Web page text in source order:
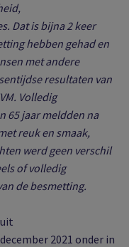
Dat is bijna 2 keer
hebben gehad en
met andere
resultaten van
Volledig
65 jaar meldden na
reuk en smaak,
werd geen verschil
of volledig
de besmetting.
2021 onder in